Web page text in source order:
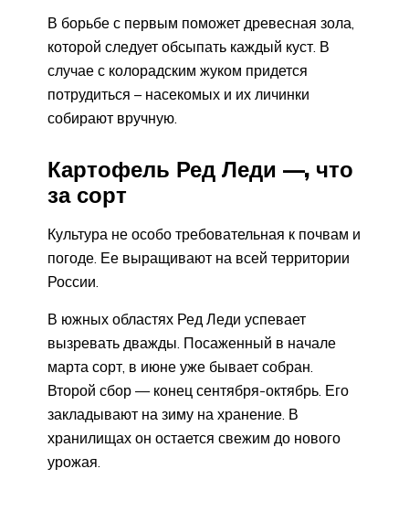
В борьбе с первым поможет древесная зола,
которой следует обсыпать каждый куст. В
случае с колорадским жуком придется
потрудиться – насекомых и их личинки
собирают вручную.
Картофель Ред Леди —, что
за сорт
Культура не особо требовательная к почвам и
погоде. Ее выращивают на всей территории
России.
В южных областях Ред Леди успевает
вызревать дважды. Посаженный в начале
марта сорт, в июне уже бывает собран.
Второй сбор — конец сентября-октябрь. Его
закладывают на зиму на хранение. В
хранилищах он остается свежим до нового
урожая.